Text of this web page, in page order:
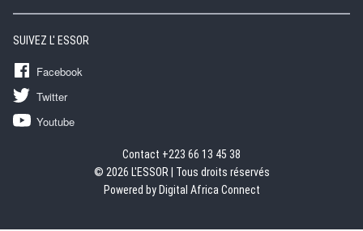
SUIVEZ L' ESSOR
Facebook
Twitter
Youtube
Contact +223 66 13 45 38
© 2026 L'ESSOR | Tous droits réservés
Powered by Digital Africa Connect